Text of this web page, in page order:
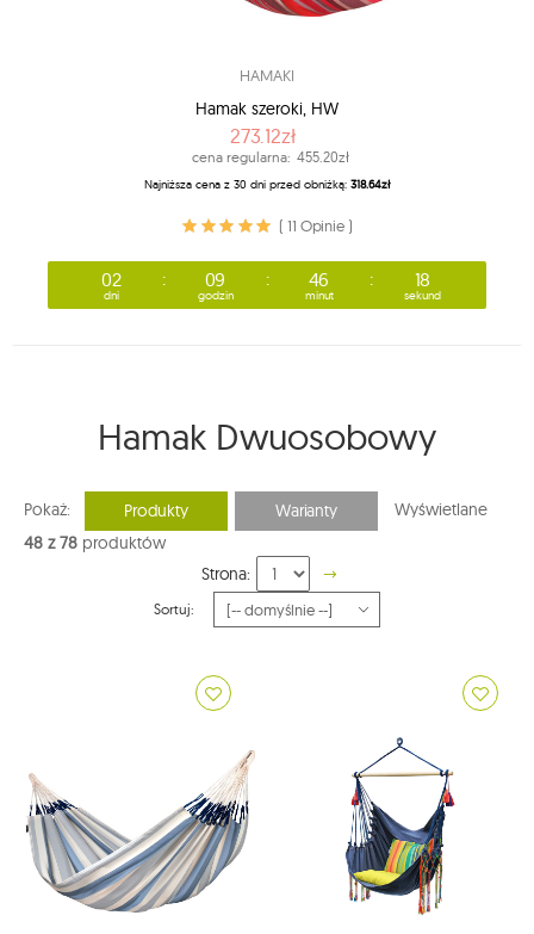
HAMAKI
Hamak szeroki, HW
273.12zł
cena regularna: 455.20zł
Najniższa cena z 30 dni przed obniżką: 318.64zł
( 11 Opinie )
02
dni
09
godzin
46
minut
17
sekund
Hamak Dwuosobowy
Pokaż: Produkty Warianty
Wyświetlane
48 z 78 produktów
Strona:
Sortuj: